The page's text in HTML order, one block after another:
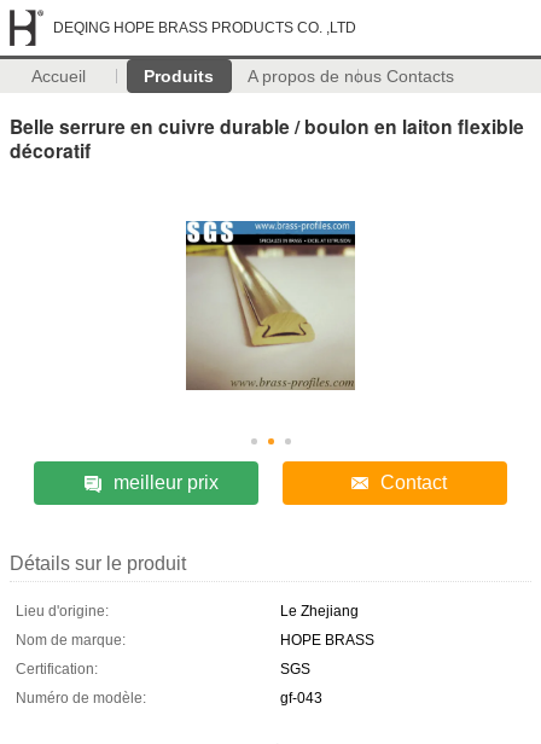
DEQING HOPE BRASS PRODUCTS CO. ,LTD
Accueil Produits A propos de nous Contacts
Belle serrure en cuivre durable / boulon en laiton flexible
décoratif
meilleur prix Contact
Détails sur le produit
Lieu d'origine:
Le Zhejiang
Nom de marque:
HOPE BRASS
Certification:
SGS
Numéro de modèle:
gf-043